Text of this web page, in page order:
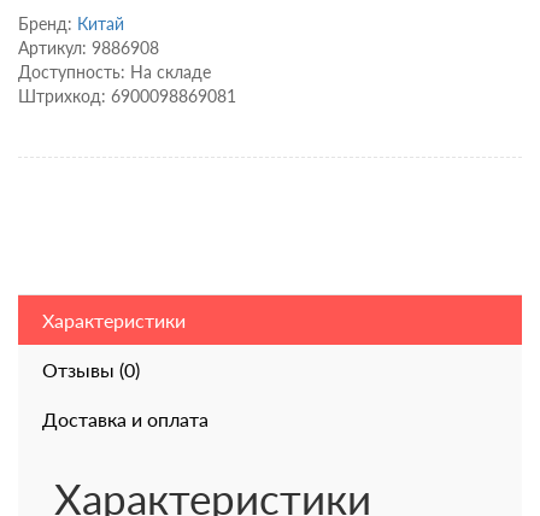
Бренд: Китай
Артикул: 9886908
Доступность: На складе
Штрихкод: 6900098869081
Характеристики
Отзывы (0)
Доставка и оплата
Характеристики